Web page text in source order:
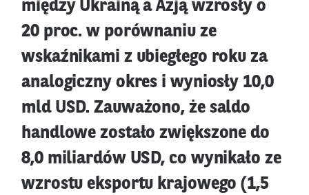
między Ukrainą a Azją wzrosły o
20 proc. w porównaniu ze
wskaźnikami z ubiegłego roku za
analogiczny okres i wyniosły 10,0
mld USD. Zauważono, że saldo
handlowe zostało zwiększone do
8,0 miliardów USD, co wynikało ze
wzrostu eksportu krajowego (1,5